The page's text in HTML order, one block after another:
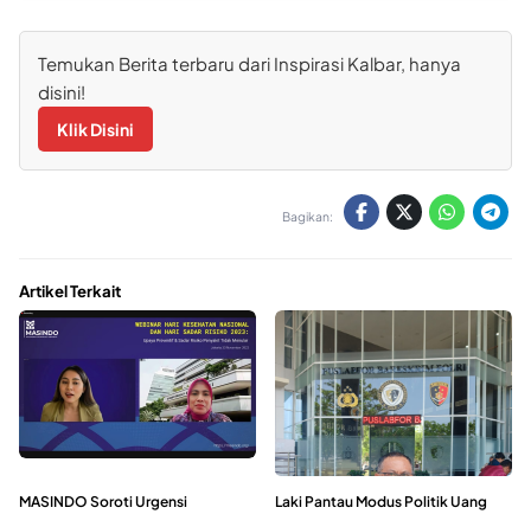
Temukan Berita terbaru dari Inspirasi Kalbar, hanya
disini!
Klik Disini
Bagikan:
Artikel Terkait
MASINDO Soroti Urgensi
Laki Pantau Modus Politik Uang